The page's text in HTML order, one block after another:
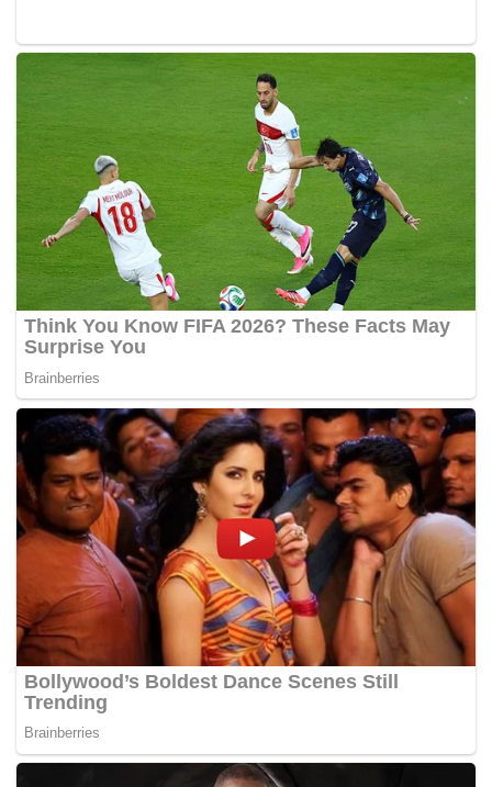
“Aadalah sesuatu yang karut beli rumah dapat visa.Tidak
ada polisi seperti itu”.
Sementara itu, Zuraida berkata KPKT mencadangkan agar
setiap hotel bertaraf tiga bintang ke atas menggunakan
teknologi biodigester untuk memastikan sisa pepejal
diuruskan dengan cara yang lebih mesra alam dan
sistematik.
“KPKT akan berbincang dengan Pihak Berkuasa
Tempatan (PBT) untuk memastikan penggunaan teknologi
biodigester di setiap hotel bertaraf tiga bintang ke atas ini
akan diletakkan di dalam syarat kelulusan lesen.
“Ini akan dikuatkuasakan pada tahun 2019. Pengusaha
hotel mempunyai tiga bulan untuk membuat persediaan…
tidak dapat dinafikan, terdapat hotel-hotel sudah
melaksanakan inisiatif ini,” katanya.
Sementara itu, Zuraida berkata KPKT sedang
menyediakan draf Garis Panduan Pasar Malam/Harian
Sejahtera bagi menyeragamkan pengurusan pasar malam
atau pasar sehari di seluruh Malaysia.
Beliau berkata KPKT memandang berat tahap kebersihan
di pusat-pusat penjaja, pasar malam dan pasar sehari di
seluruh negara.